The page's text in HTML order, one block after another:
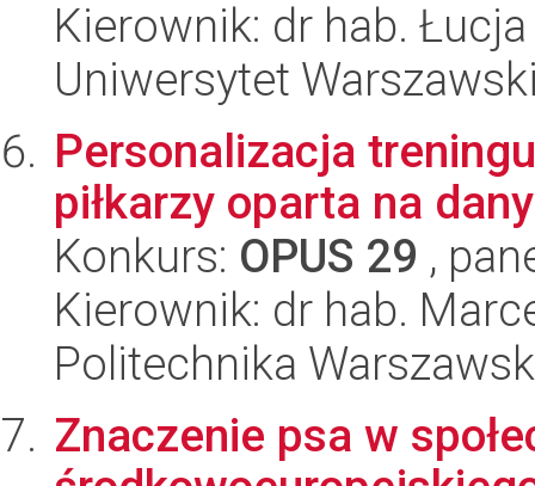
Kierownik: dr hab.
Uniwersytet
Personalizacja
piłkarzy oparta na
Konkurs: OPUS 29 ,
Kierownik: dr hab.
Politechnika
Znaczenie psa w